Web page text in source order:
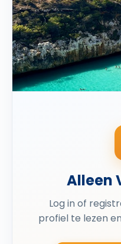
Alleen
Log in of
profiel te lezen